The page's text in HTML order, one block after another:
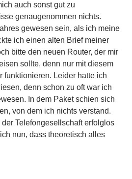
auch sonst gut zu
genaugenommen nichts.
gewesen sein, als ich meine
ich einen alten Brief meiner
bitte den neuen Router, der mir
sollte, denn nur mit diesem
funktionieren. Leider hatte ich
denn schon zu oft war ich
In dem Paket schien sich
von dem ich nichts verstand.
Telefongesellschaft erfolglos
nun, dass theoretisch alles